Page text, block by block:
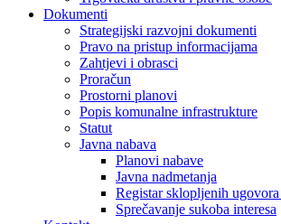
Dokumenti
Strategijski razvojni dokumenti
Pravo na pristup informacijama
Zahtjevi i obrasci
Proračun
Prostorni planovi
Popis komunalne infrastrukture
Statut
Javna nabava
Planovi nabave
Javna nadmetanja
Registar sklopljenih
Sprečavanje sukoba interesa